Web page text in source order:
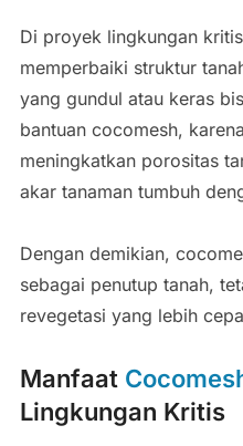
Di proyek lingkungan
memperbaiki struktur
yang gundul atau keras
bantuan cocomesh,
meningkatkan porositas
akar tanaman tumbuh
Dengan demikian,
sebagai penutup tanah,
revegetasi yang lebih
Manfaat
Lingkungan Kritis